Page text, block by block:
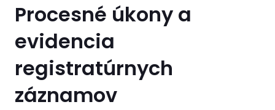
Procesné úkony a
evidencia
registratúrnych
záznamov